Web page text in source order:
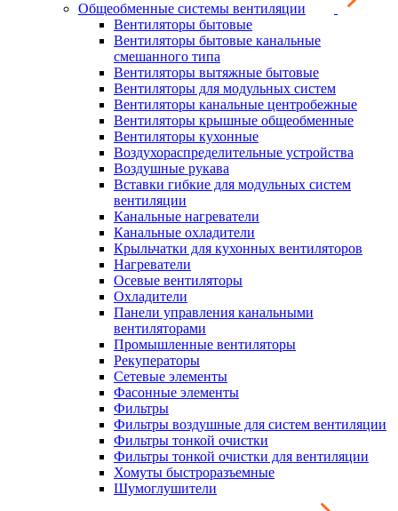
Общеобменные системы вентиляции
Вентиляторы бытовые
Вентиляторы бытовые канальные
смешанного типа
Вентиляторы вытяжные бытовые
Вентиляторы для модульных систем
Вентиляторы канальные центробежные
Вентиляторы крышные общеобменные
Вентиляторы кухонные
Воздухораспределительные устройства
Воздушные рукава
Вставки гибкие для модульных систем
вентиляции
Канальные нагреватели
Канальные охладители
Крыльчатки для кухонных вентиляторов
Нагреватели
Осевые вентиляторы
Охладители
Панели управления канальными
вентиляторами
Промышленные вентиляторы
Рекуператоры
Сетевые элементы
Фасонные элементы
Фильтры
Фильтры воздушные для систем вентиляции
Фильтры тонкой очистки
Фильтры тонкой очистки для вентиляции
Хомуты быстроразъемные
Шумоглушители